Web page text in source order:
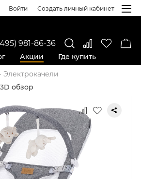
Войти Создать личный кабинет
Акции Где купить
981-86-36
Электрокачели
3D обзор